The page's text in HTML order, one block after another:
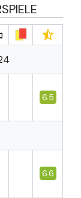
6.5
6.6